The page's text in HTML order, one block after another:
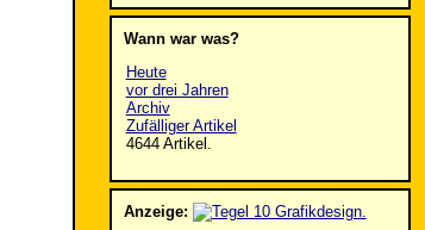
Wann war was?
Heute
vor drei Jahren
Archiv
Zufälliger Artikel
4644 Artikel.
Anzeige: